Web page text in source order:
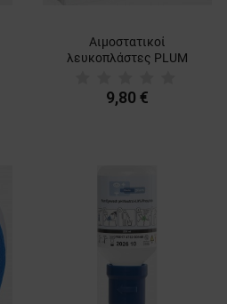
Αιμοστατικοί
λευκοπλάστες PLUM
9,80 €